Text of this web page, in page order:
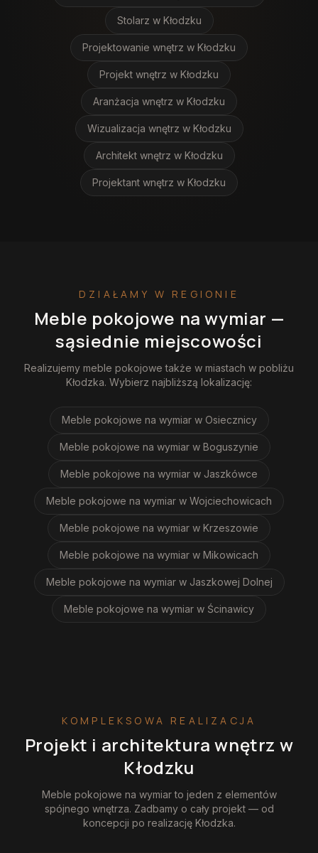
Stolarz w Kłodzku
Projektowanie wnętrz w Kłodzku
Projekt wnętrz w Kłodzku
Aranżacja wnętrz w Kłodzku
Wizualizacja wnętrz w Kłodzku
Architekt wnętrz w Kłodzku
Projektant wnętrz w Kłodzku
DZIAŁAMY W REGIONIE
Meble pokojowe na wymiar —
sąsiednie miejscowości
Realizujemy meble pokojowe także w miastach w pobliżu
Kłodzka. Wybierz najbliższą lokalizację:
Meble pokojowe na wymiar w Osiecznicy
Meble pokojowe na wymiar w Boguszynie
Meble pokojowe na wymiar w Jaszkówce
Meble pokojowe na wymiar w Wojciechowicach
Meble pokojowe na wymiar w Krzeszowie
Meble pokojowe na wymiar w Mikowicach
Meble pokojowe na wymiar w Jaszkowej Dolnej
Meble pokojowe na wymiar w Ścinawicy
KOMPLEKSOWA REALIZACJA
Projekt i architektura wnętrz w
Kłodzku
Meble pokojowe na wymiarto jeden z elementów
spójnego wnętrza. Zadbamy o cały projekt — od
koncepcji po realizację Kłodzka.